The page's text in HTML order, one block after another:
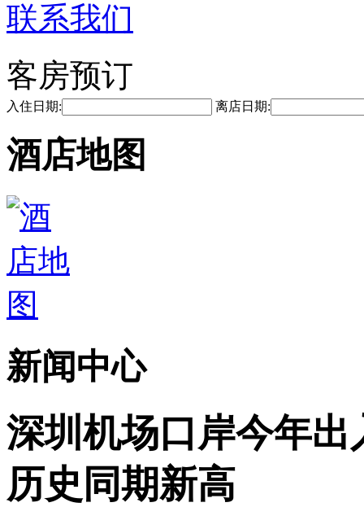
联系我们
客房预订
入住日期: 离店日期:
酒店地图
新闻中心
深圳机场口岸今年出
历史同期新高